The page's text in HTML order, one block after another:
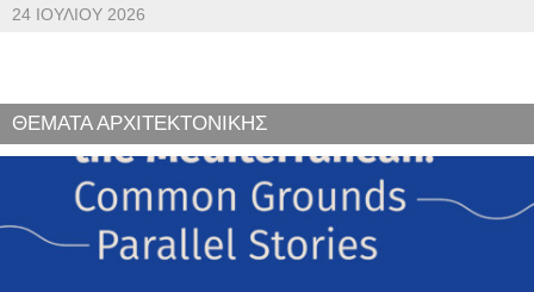
24 ΙΟΥΛΊΟΥ 2026
ΘΕΜΑΤΑ ΑΡΧΙΤΕΚΤΟΝΙΚΗΣ